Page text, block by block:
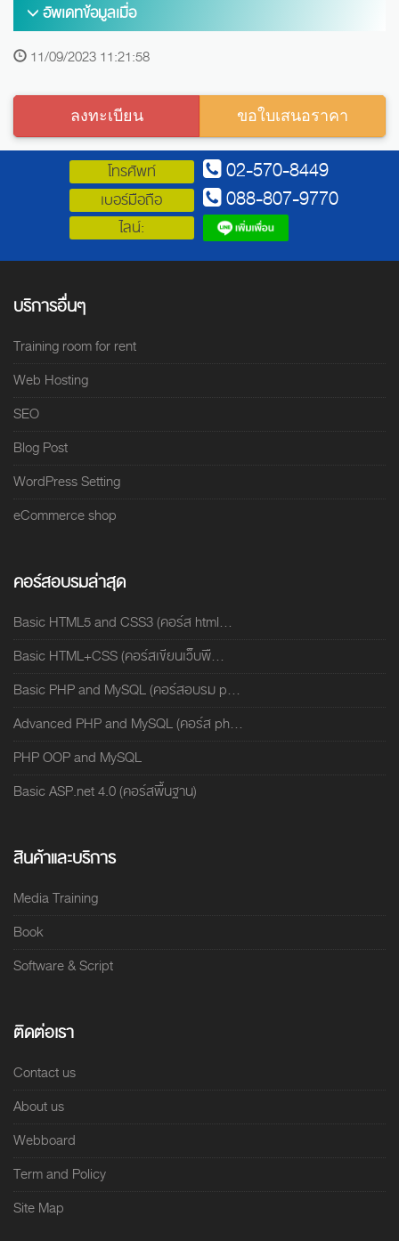
อัพเดทข้อมูลเมื่อ
11/09/2023 11:21:58
ลงทะเบียน ขอใบเสนอราคา
โทรศัพท์ 02-570-8449
เบอร์มือถือ 088-807-9770
ไลน์:
บริการอื่นๆ
Training room for rent
Web Hosting
SEO
Blog Post
WordPress Setting
eCommerce shop
คอร์สอบรมล่าสุด
Basic HTML5 and CSS3 (คอร์ส html...
Basic HTML+CSS (คอร์สเขียนเว็บพื...
Basic PHP and MySQL (คอร์สอบรม p...
Advanced PHP and MySQL (คอร์ส ph...
PHP OOP and MySQL
Basic ASP.net 4.0 (คอร์สพื้นฐาน)
สินค้าและบริการ
Media Training
Book
Software & Script
ติดต่อเรา
Contact us
About us
Webboard
Term and Policy
Site Map